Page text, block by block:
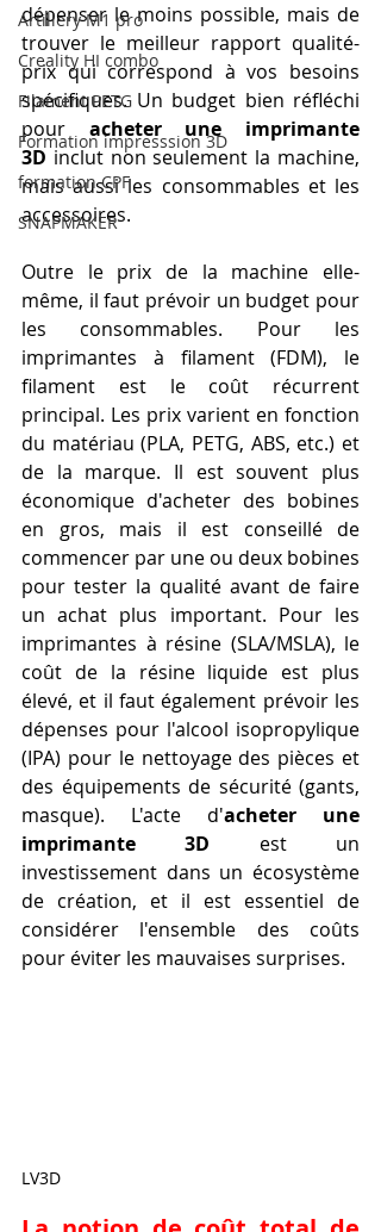
Artillery M1 pro
Creality HI combo
Filament PETG
Formation impresssion 3D
formation CPF
SNAPMAKER
dépenser le moins possible, mais de
trouver le meilleur rapport qualité-
prix qui correspond à vos besoins
spécifiques. Un budget bien réfléchi
pour acheter une imprimante
3D inclut non seulement la machine,
mais aussi les consommables et les
accessoires.
Outre le prix de la machine elle-
même, il faut prévoir un budget pour
les consommables. Pour les
imprimantes à filament (FDM), le
filament est le coût récurrent
principal. Les prix varient en fonction
du matériau (PLA, PETG, ABS, etc.) et
de la marque. Il est souvent plus
économique d'acheter des bobines
en gros, mais il est conseillé de
commencer par une ou deux bobines
pour tester la qualité avant de faire
un achat plus important. Pour les
imprimantes à résine (SLA/MSLA), le
coût de la résine liquide est plus
élevé, et il faut également prévoir les
dépenses pour l'alcool isopropylique
(IPA) pour le nettoyage des pièces et
des équipements de sécurité (gants,
masque). L'acte d'acheter une
imprimante 3D est un
investissement dans un écosystème
de création, et il est essentiel de
considérer l'ensemble des coûts
pour éviter les mauvaises surprises.
LV3D